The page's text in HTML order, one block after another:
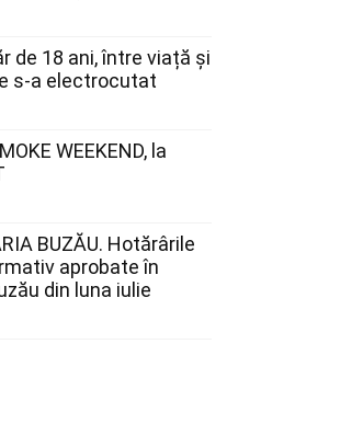
de 18 ani, între viață și
s-a electrocutat
WEEKEND, la
BUZĂU. Hotărârile
aprobate în
din luna iulie